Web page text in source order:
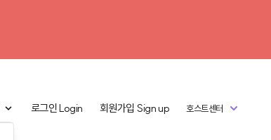
로그인Login 회원가입 Sign up 호스트센터